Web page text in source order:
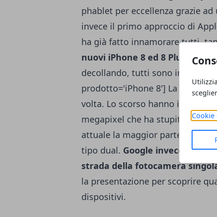
Cookie
phablet per eccellenza grazie
invece il primo approccio di
ha già fatto innamorare tutti,
nuovi iPhone 8 ed 8 Plus
. Le
decollando, tutti sono in attesa
prodotto='iPhone 8'] La sfida
volta. Lo scorso hanno i
megapixel che ha stupito tutti,
attuale la maggior parte dei
tipo dual. Google invece
strada della fotocamera
la presentazione per scoprire
dispositivi.